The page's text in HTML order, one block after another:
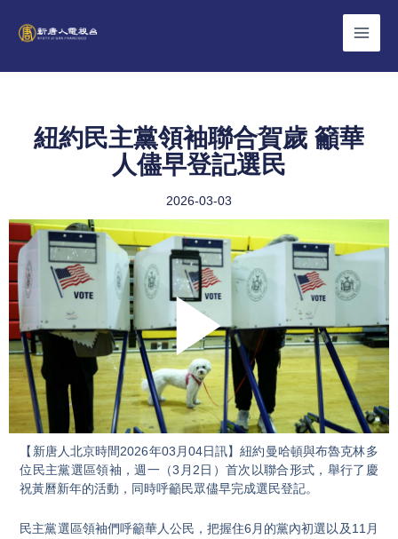
紐約民主黨領袖聯合賀歲 籲華
人儘早登記選民
2026-03-03
Play
Video
【新唐人北京時間2026年03月04日訊】紐約曼哈頓與布魯克林多
位民主黨選區領袖，週一（3月2日）首次以聯合形式，舉行了慶
祝黃曆新年的活動，同時呼籲民眾儘早完成選民登記。
民主黨選區領袖們呼籲華人公民，把握住6月的黨內初選以及11月